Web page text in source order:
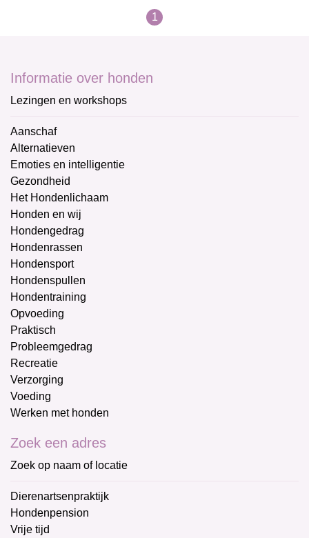
1
Informatie over honden
Lezingen en workshops
Aanschaf
Alternatieven
Emoties en intelligentie
Gezondheid
Het Hondenlichaam
Honden en wij
Hondengedrag
Hondenrassen
Hondensport
Hondenspullen
Hondentraining
Opvoeding
Praktisch
Probleemgedrag
Recreatie
Verzorging
Voeding
Werken met honden
Zoek een adres
Zoek op naam of locatie
Dierenartsenpraktijk
Hondenpension
Vrije tijd